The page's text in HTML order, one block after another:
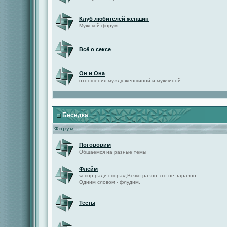
Клуб любителей женщин
Мужской форум
Всё о сексе
Он и Она
отношения мужду женщиной и мужчиной
Беседка
Форум
Поговорим
Общаемся на разные темы
Флейм
«спор ради спора»,Всяко разно это не заразно.
Одним словом - флудим.
Тесты